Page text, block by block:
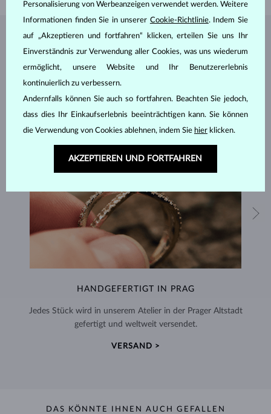
SCHMUCK AUS DEM KLENOTA ATELIER
HANDGEFERTIGT IN PRAG
Jedes Stück wird in unserem Atelier in der Prager Altstadt
gefertigt und weltweit versendet.
VERSAND >
DAS KÖNNTE IHNEN AUCH GEFALLEN
Personalisierung von Werbeanzeigen verwendet werden. Weitere
Informationen finden Sie in unserer Cookie-Richtlinie. Indem Sie
auf „Akzeptieren und fortfahren“ klicken, erteilen Sie uns Ihr
Einverständnis zur Verwendung aller Cookies, was uns wiederum
ermöglicht, unsere Website und Ihr Benutzererlebnis
kontinuierlich zu verbessern.
Andernfalls können Sie auch so fortfahren. Beachten Sie jedoch,
dass dies Ihr Einkaufserlebnis beeinträchtigen kann. Sie können
die Verwendung von Cookies ablehnen, indem Sie hier klicken.
AKZEPTIEREN UND FORTFAHREN